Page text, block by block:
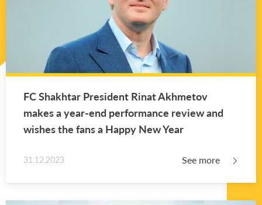
FC Shakhtar Pres­i­dent Rinat Akhme­tov
makes a year-end per­for­mance re­view and
wishes the fans a Happy New Year
31.12.2023 See more